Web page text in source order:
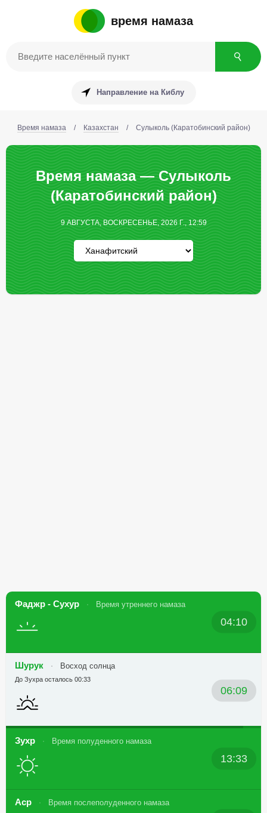
время намаза
Направление на Киблу
Время намаза / Казахстан / Сулыколь (Каратобинский район)
Время намаза — Сулыколь
(Каратобинский район)
9 АВГУСТА, ВОСКРЕСЕНЬЕ, 2026 Г., 12:59
Фаджр - Сухур Время утреннего намаза
04:10
Шурук Восход солнца
06:09
До Зухра осталось 00:33
Зухр Время полуденного намаза
13:33
Аср Время послеполуденного намаза